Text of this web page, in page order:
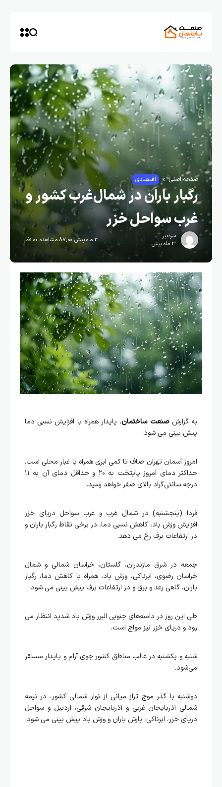
صفحه اصلی اقتصادی
رگبار باران در شمال‌غرب کشور و
غرب سواحل خزر
سردبیر
3 ماه پیش
3 ماه پیش 87,0 مشاهده 0 نظر
به گزارشصنعت ساختمان، پایدار همراه با افزایش نسبی دما
پیش بینی می شود.
امروز آسمان تهران صاف تا کمی ابری همراه با غبار محلی است.
حداکثر دمای امروز پایتخت به ۲۰ و حداقل دمای آن به ۱۱
درجه سانتی‌گراد بالای صفر خواهد رسید.
فردا (پنجشنبه) در شمال غرب و غرب سواحل دریای خزر
افزایش وزش باد، کاهش نسبی دما، در برخی نقاط رگبار باران و
در ارتفاعات برف رخ می دهد.
جمعه در شرق مازندران، گلستان، خراسان شمالی و شمال
خراسان رضوی، ابرناکی، وزش باد، همراه با کاهش دما، رگبار
باران، گاهی رعد و برق و در ارتفاعات برف پیش بینی می شود.
طی این روز در دامنه‌های جنوبی البرز وزش باد شدید انتظار می
رود و دریای خزر نیز مواج است.
شنبه و یکشنبه در غالب مناطق کشور جوی آرام و پایدار مستقر
می‌شود.
دوشنبه با گذر موج تراز میانی از نوار شمالی کشور، در نیمه
شمالی آذربایجان غربی و آذربایجان شرقی، اردبیل و سواحل
دریای خزر، ابرناکی، بارش باران و وزش باد پیش بینی می شود.